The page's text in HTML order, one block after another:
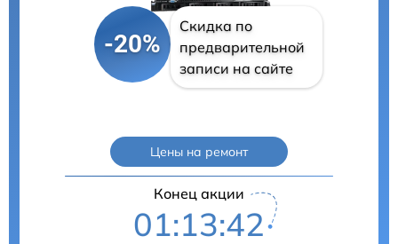
-20%
Скидка по
предварительной
записи на сайте
Цены на ремонт
Конец акции
01:13:41